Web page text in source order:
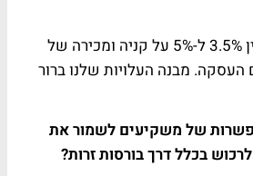
"העמלות שלנו נעות בין 3.5% ל-5% על קניה ומכירה של
העסקה. מבנה העלויות שלנו ברור
של משקיעים לשמור את
בכלל דרך בורסות זרות?